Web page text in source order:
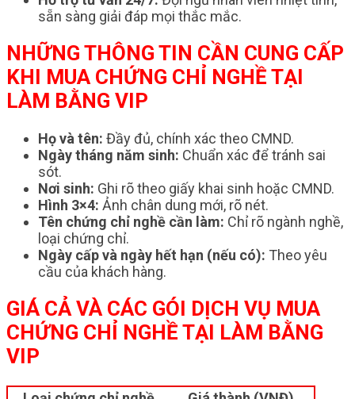
sẵn sàng giải đáp mọi thắc mắc.
NHỮNG THÔNG TIN CẦN CUNG CẤP
KHI MUA CHỨNG CHỈ NGHỀ TẠI
LÀM BẰNG VIP
Họ và tên: Đầy đủ, chính xác theo CMND.
Ngày tháng năm sinh: Chuẩn xác để tránh sai
sót.
Nơi sinh: Ghi rõ theo giấy khai sinh hoặc CMND.
Hình 3×4: Ảnh chân dung mới, rõ nét.
Tên chứng chỉ nghề cần làm: Chỉ rõ ngành nghề,
loại chứng chỉ.
Ngày cấp và ngày hết hạn (nếu có): Theo yêu
cầu của khách hàng.
GIÁ CẢ VÀ CÁC GÓI DỊCH VỤ MUA
CHỨNG CHỈ NGHỀ TẠI LÀM BẰNG
VIP